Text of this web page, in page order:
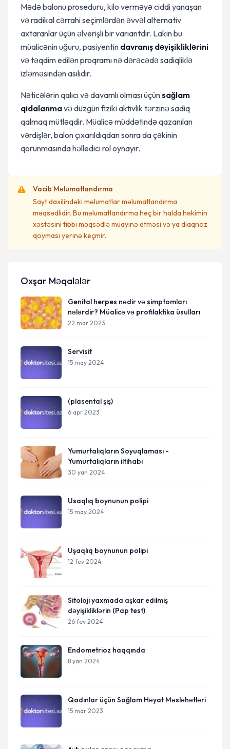
Mədə balonu proseduru, kilo verməyə ciddi yanaşan
və radikal cərrahi seçimlərdən əvvəl alternativ
axtaranlar üçün əlverişli bir variantdır. Lakin bu
müalicənin uğuru, pasiyentin davranış dəyişikliklərini
və təqdim edilən proqramı nə dərəcədə sadiqliklə
izləməsindən asılıdır.
Nəticələrin qalıcı və davamlı olması üçünsağlam
qidalanmavə düzgün fiziki aktivlik tərzinə sadiq
qalmaq mütləqdir. Müalicə müddətində qazanılan
vərdişlər, balon çıxarıldıqdan sonra da çəkinin
qorunmasında həlledici rol oynayır.
Vacib Məlumatlandırma
Sayt daxilindəki məlumatlar məlumatlandırma
məqsədlidir. Bu məlumatlandırma heç bir halda həkimin
xəstəsini tibbi məqsədlə müayinə etməsi və ya diaqnoz
qoyması yerinə keçmir.
Oxşar Məqalələr
Genital herpes nədir və simptomları
nələrdir? Müalicə və profilaktika üsulları
22 mar 2023
Servisit
15 may 2024
(plasental şiş)
6 apr 2023
Yumurtalıqların Soyuqlaması -
Yumurtalıqların iltihabı
30 yan 2024
Usaqlıq boynunun polipi
15 may 2024
Uşaqlıq boynunun polipi
12 fev 2024
Sitoloji yaxmada aşkar edilmiş
dəyişikliklərin (Pap test)
26 fev 2024
Endometrioz haqqında
8 yan 2024
Qadınlar üçün Sağlam Həyat Məsləhətləri
15 mar 2023